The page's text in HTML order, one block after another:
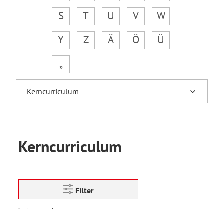
S
T U V
W
Y
Z Ä Ö
Ü
„
Kerncurriculum
Filter